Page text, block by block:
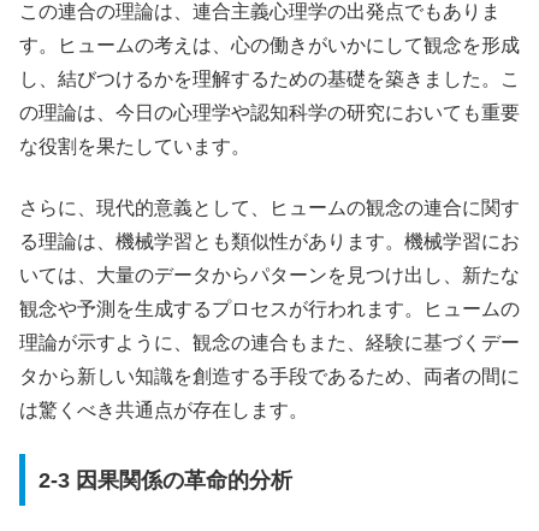
この連合の理論は、連合主義心理学の出発点でもありま
す。ヒュームの考えは、心の働きがいかにして観念を形成
し、結びつけるかを理解するための基礎を築きました。こ
の理論は、今日の心理学や認知科学の研究においても重要
な役割を果たしています。
さらに、現代的意義として、ヒュームの観念の連合に関す
る理論は、機械学習とも類似性があります。機械学習にお
いては、大量のデータからパターンを見つけ出し、新たな
観念や予測を生成するプロセスが行われます。ヒュームの
理論が示すように、観念の連合もまた、経験に基づくデー
タから新しい知識を創造する手段であるため、両者の間に
は驚くべき共通点が存在します。
2-3 因果関係の革命的分析